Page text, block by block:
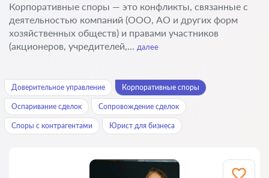
Корпоративные споры — это конфликты, связанные с
деятельностью компаний (ООО, АО и других форм
хозяйственных обществ) и правами участников
(акционеров, учредителей,... далее
Доверительное управление Корпоративные споры
Оспаривание сделок Сопровождение сделок
Споры с контрагентами Юрист для бизнеса